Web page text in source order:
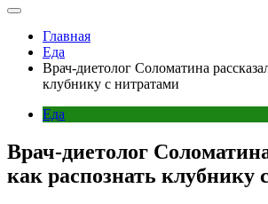
Главная
Еда
Врач-диетолог Соломатина
клубнику с нитратами
Еда
Врач-диетолог
как распознать клубнику